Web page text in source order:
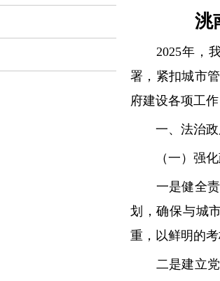
洮
2025年，我
署，紧扣城市
府建设各项工
一、法治政
（一）强化
一是健全责
划，确保与城
重，以鲜明的
二是建立党